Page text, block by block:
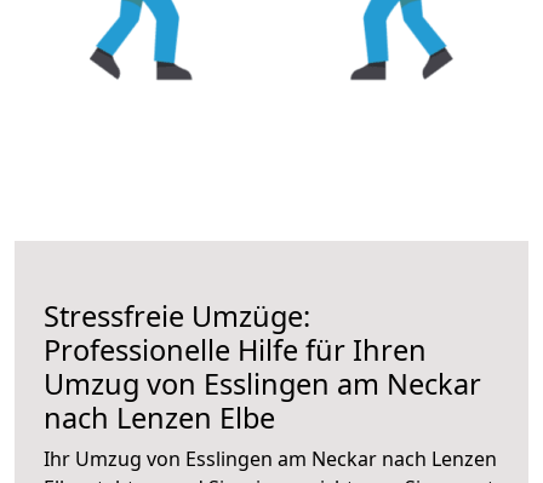
Stressfreie Umzüge:
Professionelle Hilfe für Ihren
Umzug von Esslingen am Neckar
nach Lenzen Elbe
Ihr Umzug von Esslingen am Neckar nach Lenzen